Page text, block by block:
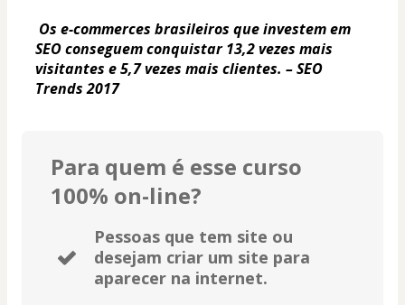
Os e-commerces brasileiros que investem em
SEO conseguem conquistar 13,2 vezes mais
visitantes e 5,7 vezes mais clientes. – SEO
Trends 2017
Para quem é esse curso
100% on-line?
Pessoas que tem site ou
desejam criar um site para
aparecer na internet.